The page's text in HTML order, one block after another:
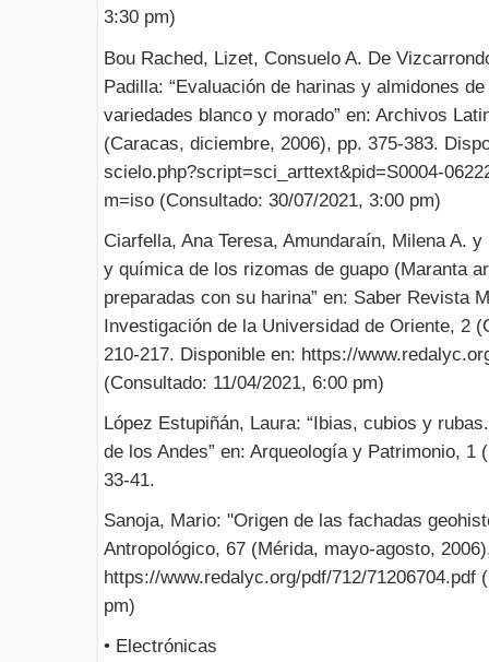
3:30 pm)
Bou Rached, Lizet, Consuelo A. De
Padilla: “Evaluación de harinas y almidones
variedades blanco y morado” en: Archivos
(Caracas, diciembre, 2006), pp. 375-383.
scielo.php?script=sci_arttext&pid=S0004-
m=iso (Consultado: 30/07/2021, 3:00 pm)
Ciarfella, Ana Teresa, Amundaraín, Milena A.
y química de los rizomas de guapo (Maranta
preparadas con su harina” en: Saber Revista
Investigación de la Universidad de Oriente, 2
210-217. Disponible en: https://
(Consultado: 11/04/2021, 6:00 pm)
López Estupiñán, Laura: “Ibias, cubios y
de los Andes” en: Arqueología y Patrimonio, 1
33-41.
Sanoja, Mario: "Origen de las fachadas
Antropológico, 67 (Mérida, mayo-agosto,
https://www.redalyc.org/pdf/712/71206704.pdf
pm)
• Electrónicas